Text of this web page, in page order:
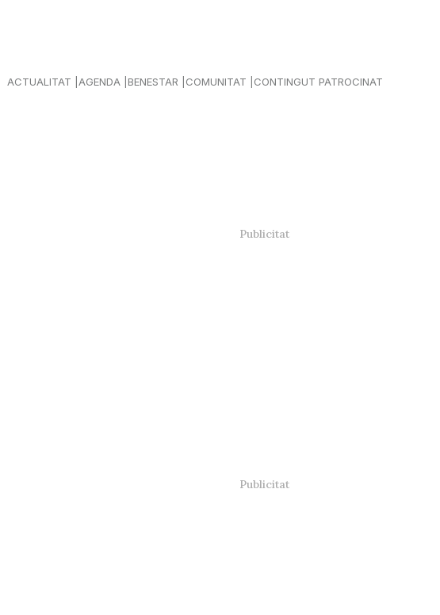
ACTUALITAT AGENDA BENESTAR COMUNITAT CONTINGUT PATROCINAT